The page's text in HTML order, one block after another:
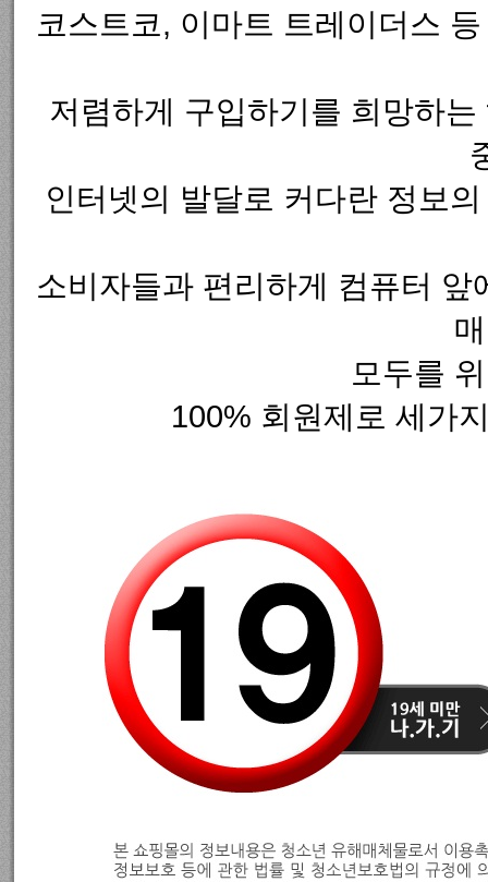
코스트코, 이마트 트레이더스
저렴하게 구입하기를 희망하
인터넷의 발달로 커다란 정보
소비자들과 편리하게 컴퓨터
모두를
100% 회원제로 세가